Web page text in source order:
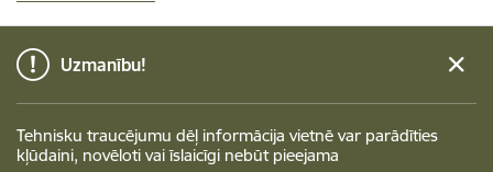
Uzmanību!
Tehnisku traucējumu dēļ informācija vietnē var parādīties
kļūdaini, novēloti vai īslaicīgi nebūt pieejama